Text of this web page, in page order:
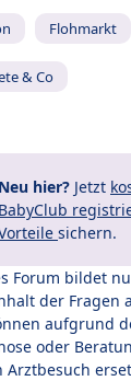
Flohmarkt
& Co
Neu hier? Jetzt
BabyClub
sichern.
Forum bildet
der Fragen
aufgrund
oder